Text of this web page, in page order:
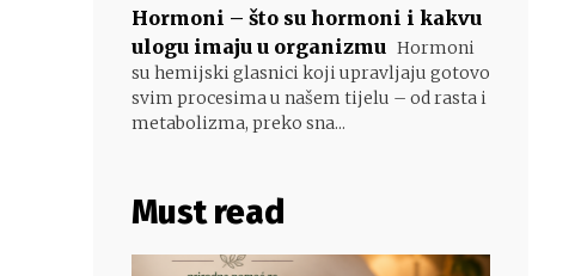
Hormoni – što su hormoni i kakvu
ulogu imaju u organizmu Hormoni
su hemijski glasnici koji upravljaju gotovo
svim procesima u našem tijelu – od rasta i
metabolizma, preko sna...
Must read